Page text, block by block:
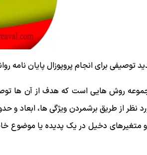
توصیفی برای انجام پروپوزال پایان
روش هایی است که هدف از آن ها
نظر از طريق برشمردن ویژگی ها، ابعاد
دخیل در یک پدیده یا موضوع